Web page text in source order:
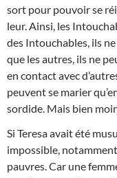
sort pour pouvoir se
leur. Ainsi, les
des Intouchables, ils
que les autres, ils ne
en contact avec
peuvent se marier
sordide. Mais bien
Si Teresa avait été
impossible,
pauvres. Car une